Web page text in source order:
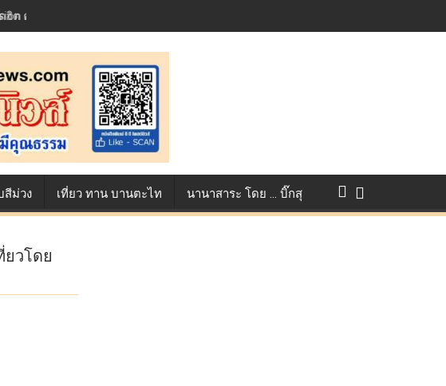
ต ตลอดเส้นทางการแข่งขัน True AF 2026 :
สีม่วง เที่ยว ทาน บานตะไท นานาสาระ โดย … บิ๊กสุ
ยวโดย